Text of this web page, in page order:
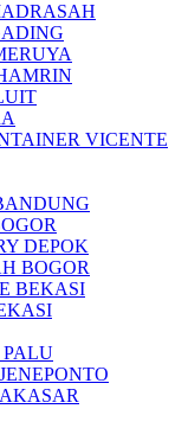
VICENTE
DEPOK
BOGOR
BEKASI